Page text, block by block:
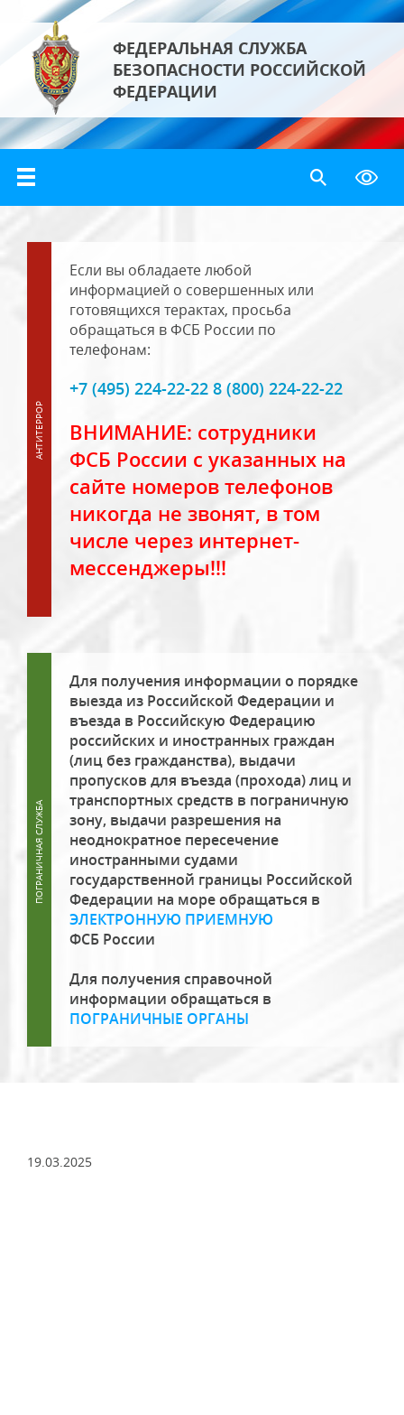
ФЕДЕРАЛЬНАЯ СЛУЖБА
БЕЗОПАСНОСТИ РОССИЙСКОЙ
ФЕДЕРАЦИИ
Если вы обладаете любой
информацией о совершенных или
готовящихся терактах, просьба
обращаться в ФСБ России по
телефонам:
+7 (495) 224-22-22 8 (800) 224-22-22
ВНИМАНИЕ: сотрудники
ФСБ России с указанных на
сайте номеров телефонов
никогда не звонят, в том
числе через интернет-
мессенджеры!!!
Для получения информации о порядке
выезда из Российской Федерации и
въезда в Российскую Федерацию
российских и иностранных граждан
(лиц без гражданства), выдачи
пропусков для въезда (прохода) лиц и
транспортных средств в пограничную
зону, выдачи разрешения на
неоднократное пересечение
иностранными судами
государственной границы Российской
Федерации на море обращаться в
ЭЛЕКТРОННУЮ ПРИЕМНУЮ
ФСБ России
Для получения справочной
информации обращаться в
ПОГРАНИЧНЫЕ ОРГАНЫ
19.03.2025